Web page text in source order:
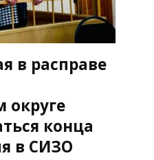
в расправе
округе
конца
в СИЗО